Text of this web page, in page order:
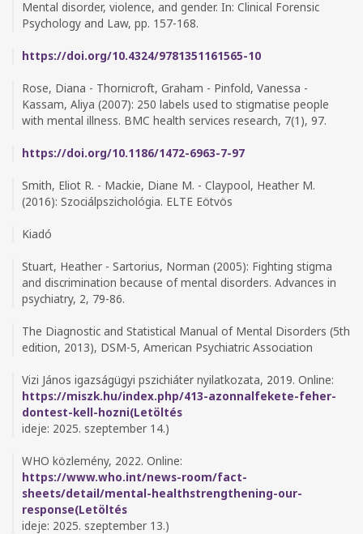
Mental disorder, violence, and gender. In: Clinical Forensic
Psychology and Law, pp. 157-168.
https://doi.org/10.4324/9781351161565-10
Rose, Diana - Thornicroft, Graham - Pinfold, Vanessa -
Kassam, Aliya (2007): 250 labels used to stigmatise people
with mental illness. BMC health services research, 7(1), 97.
https://doi.org/10.1186/1472-6963-7-97
Smith, Eliot R. - Mackie, Diane M. - Claypool, Heather M.
(2016): Szociálpszichológia. ELTE Eötvös
Kiadó
Stuart, Heather - Sartorius, Norman (2005): Fighting stigma
and discrimination because of mental disorders. Advances in
psychiatry, 2, 79-86.
The Diagnostic and Statistical Manual of Mental Disorders (5th
edition, 2013), DSM-5, American Psychiatric Association
Vizi János igazságügyi pszichiáter nyilatkozata, 2019. Online:
https://miszk.hu/index.php/413-azonnalfekete-feher-
dontest-kell-hozni(Letöltés
ideje: 2025. szeptember 14.)
WHO közlemény, 2022. Online:
https://www.who.int/news-room/fact-
sheets/detail/mental-healthstrengthening-our-
response(Letöltés
ideje: 2025. szeptember 13.)